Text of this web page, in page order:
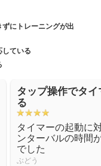
にトレーニングが出
ている
タップ操作でタ
る
タイマーの起動に
ンターバルの時間
でした
ぶどう